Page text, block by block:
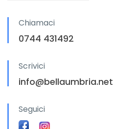
Chiamaci
0744 431492
Scrivici
info@bellaumbria.net
Seguici